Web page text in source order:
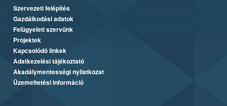
Szervezeti felépítés
Gazdálkodási adatok
Felügyeleti szervünk
Projektek
Kapcsolódó linkek
Adatkezelési tájékoztató
Akadálymentességi nyilatkozat
Üzemeltetési információ